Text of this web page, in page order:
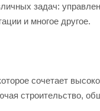
задач:
и многое другое.
сочетает
строительство,